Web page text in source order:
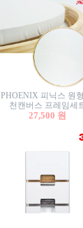
PHOENIX 피닉스 원
천캔버스 프레임세
30cm/원형캔버스/플로
27,500 원